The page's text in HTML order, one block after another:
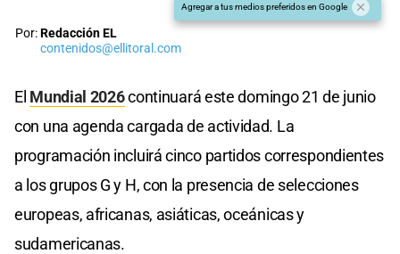
Agregar a tus medios preferidos en Google
Por:Redacción EL
contenidos@ellitoral.com
El Mundial 2026continuará este domingo 21 de junio
con una agenda cargada de actividad. La
programación incluirá cinco partidos correspondientes
a los grupos G y H, con la presencia de selecciones
europeas, africanas, asiáticas, oceánicas y
sudamericanas.